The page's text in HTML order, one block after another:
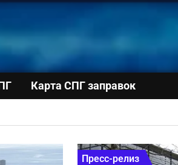
Карта СПГ заправок
Пресс-релиз